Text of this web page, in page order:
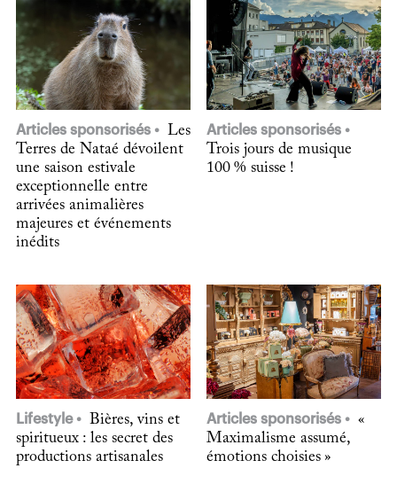
Articles sponsorisés
Les
Terres de Nataé dévoilent
une saison estivale
exceptionnelle entre
arrivées animalières
majeures et événements
inédits
Articles sponsorisés
Trois jours de musique
100 % suisse !
Lifestyle
Bières, vins et
spiritueux : les secret des
productions artisanales
Articles sponsorisés
«
Maximalisme assumé,
émotions choisies »